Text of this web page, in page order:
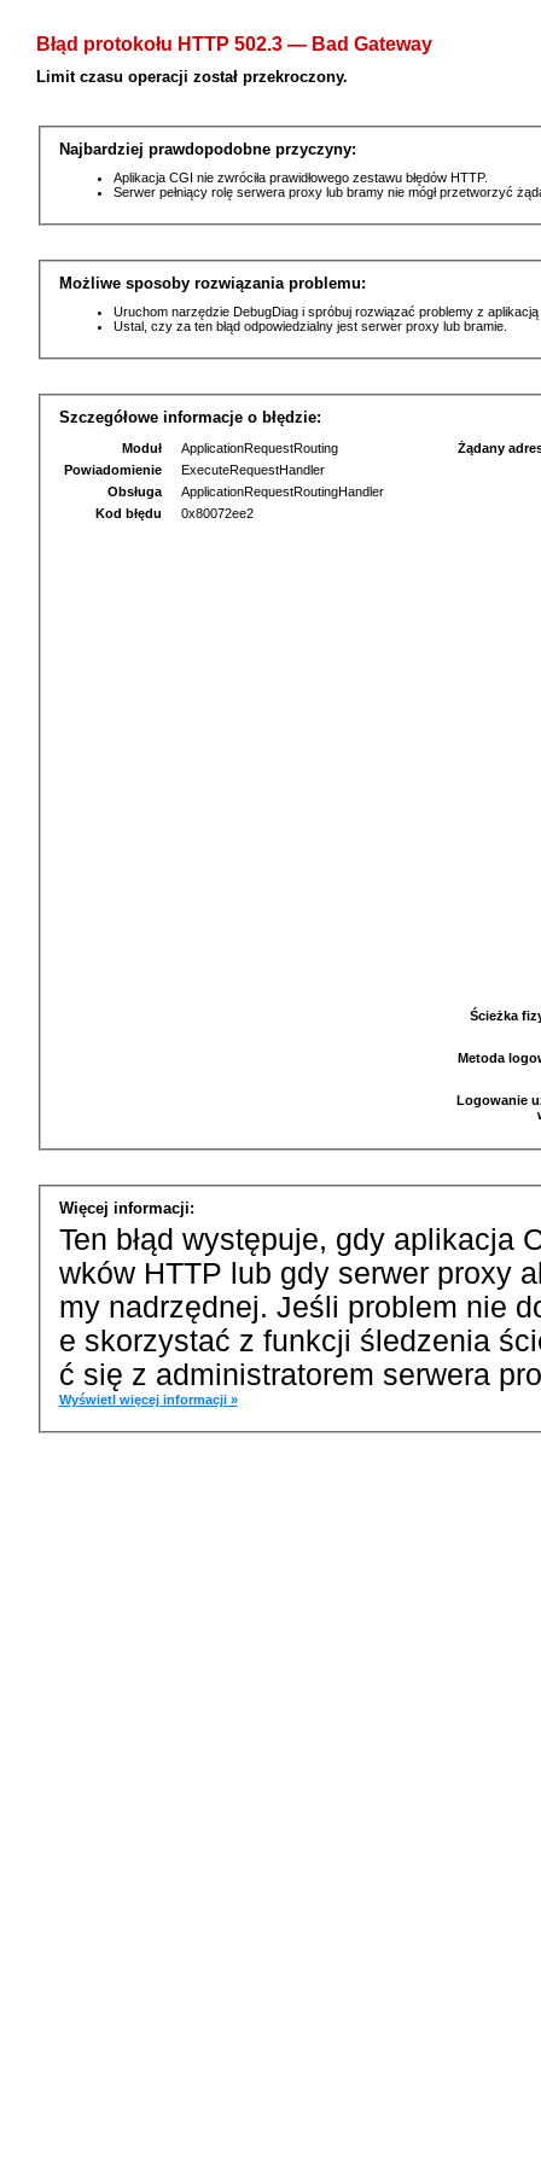
Błąd protokołu HTTP 502.3 — Bad Gateway
Limit czasu operacji został przekroczony.
Najbardziej prawdopodobne przyczyny:
Aplikacja CGI nie zwróciła prawidłowego zestawu błędów HTTP.
Serwer pełniący rolę serwera proxy lub bramy nie mógł przetworzyć
Możliwe sposoby rozwiązania problemu:
Uruchom narzędzie DebugDiag i spróbuj rozwiązać problemy z
Ustal, czy za ten błąd odpowiedzialny jest serwer proxy lub bramie.
Szczegółowe informacje o błędzie:
Moduł
ApplicationRequestRouting
Powiadomienie
ExecuteRequestHandler
Obsługa
ApplicationRequestRoutingHandler
Kod błędu
0x80072ee2
Żądany
Ścieżka
Metoda
Logowanie
Więcej informacji:
Ten błąd występuje, gdy aplikacja
wków HTTP lub gdy serwer proxy
my nadrzędnej. Jeśli problem nie
e skorzystać z funkcji śledzenia
ć się z administratorem serwera
Wyświetl więcej informacji »